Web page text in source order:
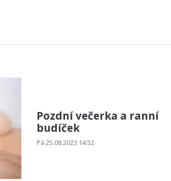
Pozdní večerka a ranní
budíček
Pá 25.08.2023 14:52